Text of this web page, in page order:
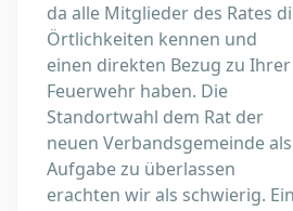
da alle Mitglieder des Rates
Örtlichkeiten kennen und
einen direkten Bezug zu Ihrer
Feuerwehr haben. Die
Standortwahl dem Rat der
neuen Verbandsgemeinde als
Aufgabe zu überlassen
erachten wir als schwierig. Ein